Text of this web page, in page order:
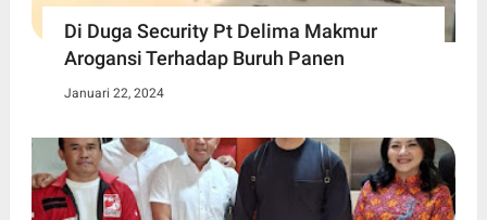
Di Duga Security Pt Delima Makmur
Arogansi Terhadap Buruh Panen
Januari 22, 2024